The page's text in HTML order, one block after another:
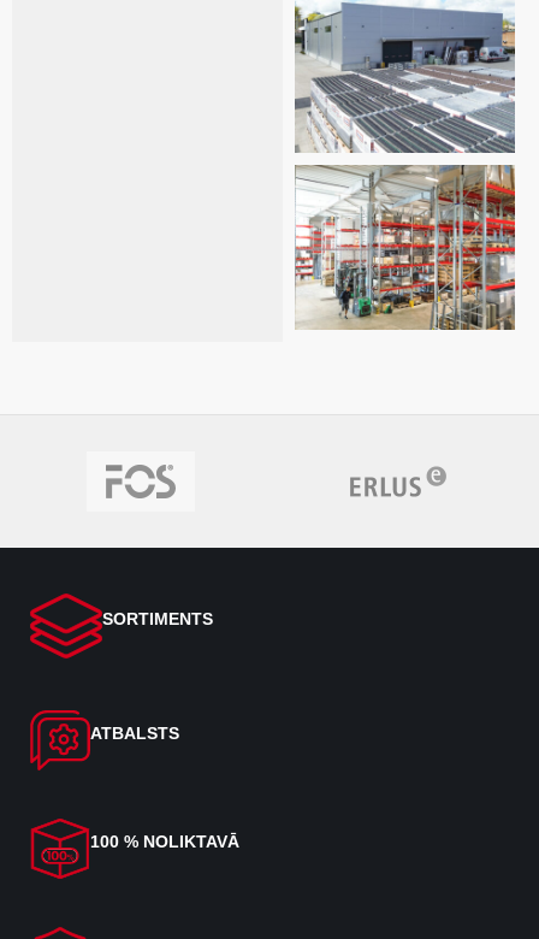
SORTIMENTS
ATBALSTS
100 % NOLIKTAVĀ